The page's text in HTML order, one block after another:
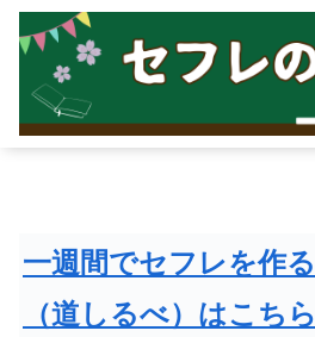
一週間でセフレを作
（道しるべ）はこちら